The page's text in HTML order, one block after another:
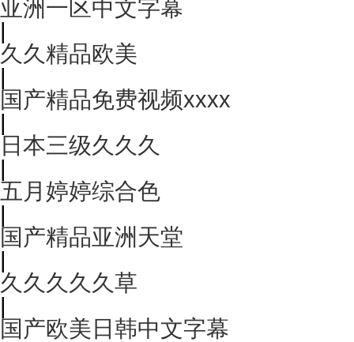
亚洲一区中文字幕
|
久久精品欧美
|
国产精品免费视频xxxx
|
日本三级久久久
|
五月婷婷综合色
|
国产精品亚洲天堂
|
久久久久久草
|
国产欧美日韩中文字幕